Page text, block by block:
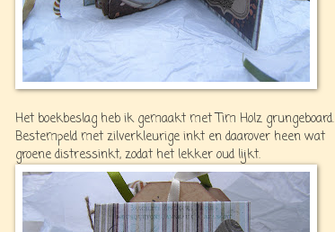
Het boekbeslag heb ik gemaakt met Tim Holz grungeboard.
Bestempeld met zilverkleurige inkt en daarover heen wat
groene distressinkt, zodat het lekker oud lijkt.